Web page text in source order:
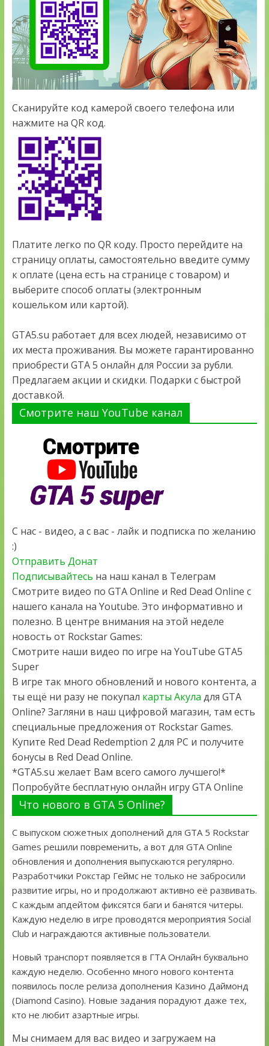
Сканируйте код камерой своего телефона или
нажмите на QR код.
Платите легко по QR коду. Просто перейдите на
страницу оплаты, самостоятельно введите сумму
к оплате (цена есть на странице с товаром) и
выберите способ оплаты (электронным
кошельком или картой).
GTA5.su работает для всех людей, независимо от
их места проживания. Вы можете гарантированно
приобрести GTA 5 онлайн для России за рубли.
Предлагаем акции и скидки. Подарки с быстрой
доставкой.
Смотрите наш YouTube канал
С нас - видео, а с вас - лайк и подписка по желанию
:)
Отправить Донат
Подписывайтесь на наш канал в Телеграм
Смотрите видео по GTA Online и Red Dead Online с
нашего канала на Youtube. Это информативно и
полезно. В центре внимания на этой неделе
новость от Rockstar Games:
Смотрите наши видео по игре на YouTube GTA5
Super
В игре так много обновлений и нового контента, а
ты ещё ни разу не покупал карты Акула для GTA
Online? Загляни в наш цифровой магазин, там есть
специальные предложения от Rockstar Games.
Купите Red Dead Redemption 2 для PC и получите
бонусы в Red Dead Online.
*GTA5.su желает Вам всего самого лучшего!*
Попробуйте бесплатную онлайн игру GTA Online
Что нового в GTA 5 Online?
С выпуском сюжетных дополнений для GTA 5 Rockstar
Games решили повременить, а вот для GTA Online
обновления и дополнения выпускаются регулярно.
Разработчики Рокстар Геймс не только не забросили
развитие игры, но и продолжают активно её развивать.
С каждым апдейтом фиксятся баги и банятся читеры.
Каждую неделю в игре проводятся мероприятия Social
Club и награждаются активные пользователи.
Новый транспорт появляется в ГТА Онлайн буквально
каждую неделю. Особенно много нового контента
появилось после релиза дополнения Казино Даймонд
(Diamond Casino). Новые задания порадуют даже тех,
кто не любит азартные игры.
Мы снимаем для вас видео и загружаем на